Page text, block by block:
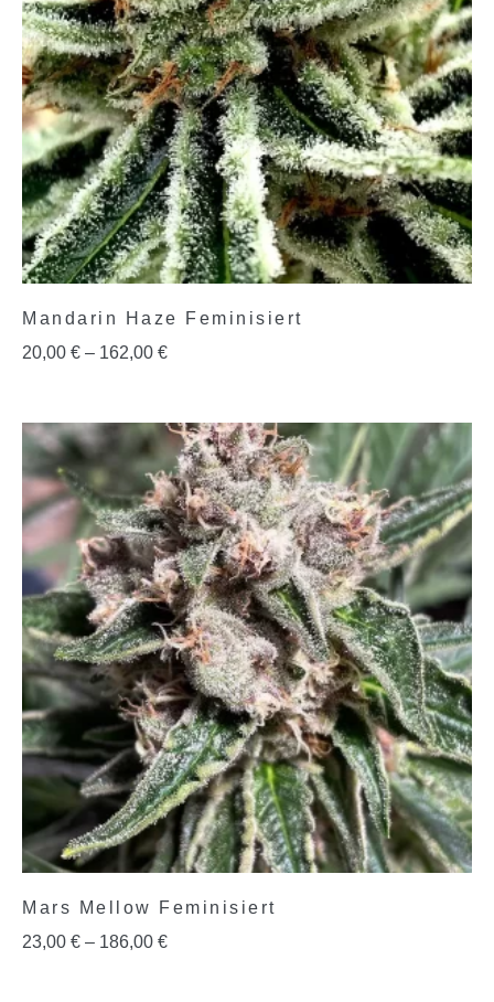
Mandarin Haze Feminisiert
20,00 € – 162,00 €
Mars Mellow Feminisiert
23,00 € – 186,00 €